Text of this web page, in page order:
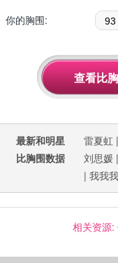
你的胸围:
最新和明星
比胸围数据
雷夏虹
刘思媛
| 我我
相关资源: